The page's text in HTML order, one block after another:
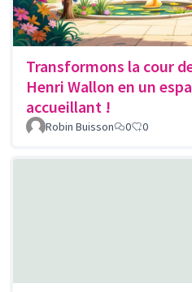
Transformons la cour
Henri Wallon en un
accueillant !
Robin Buisson 0 0